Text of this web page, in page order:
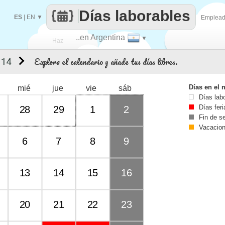
Haz ..en Argentina ▼
Días laborables
ES EN ▼
Explora el calendario y añade tus días libres.
mié jue vie sáb
28 29 1 2
6 7 8 9
13 14 15 16
20 21 22 23
Días en el
Días
Días
Fin de